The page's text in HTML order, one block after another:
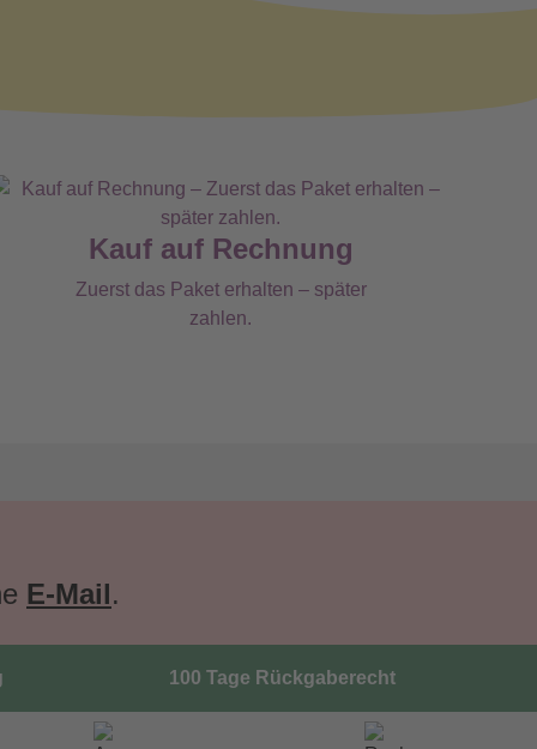
Kauf auf Rechnung
Zuerst das Paket erhalten – später
zahlen.
E-Mail.
100 Tage Rückgaberecht